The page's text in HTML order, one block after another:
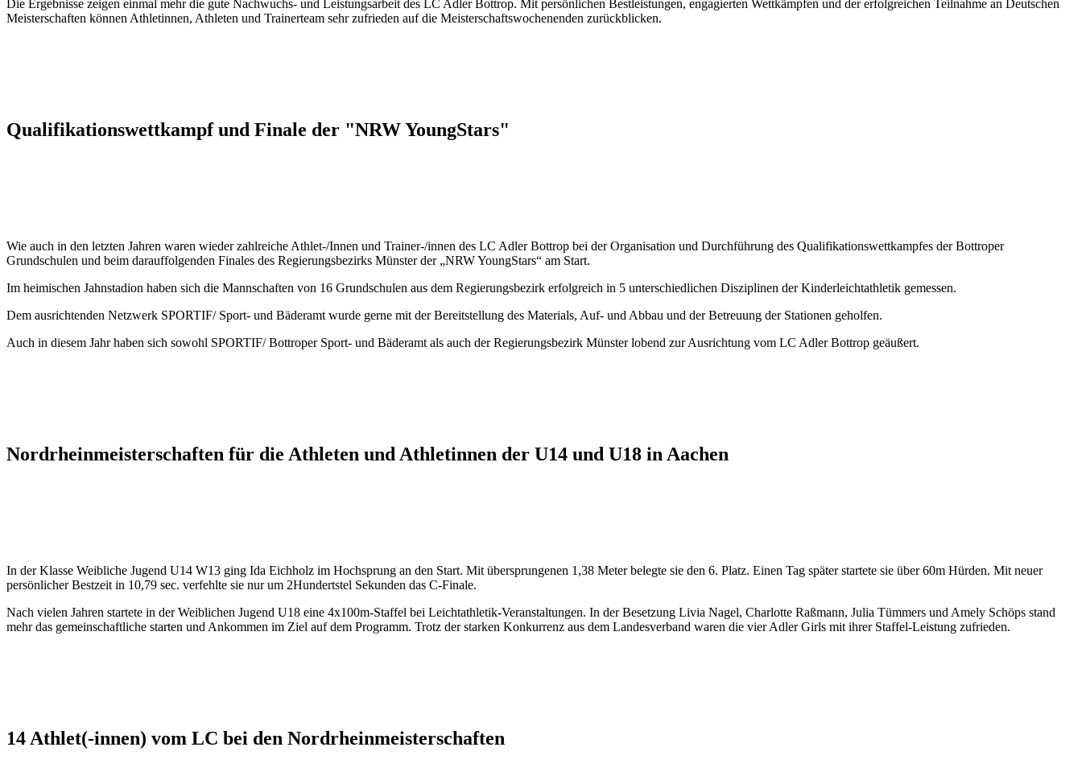
Die Ergebnisse zeigen einmal mehr die gute Nachwuchs- und Leistungsarbeit des LC Adler Bottrop. Mit persönlichen Bestleistungen, engagierten Wettkämpfen und der erfolgreichen Teilnahme an Deutschen
Meisterschaften können Athletinnen, Athleten und Trainerteam sehr zufrieden auf die Meisterschaftswochenenden zurückblicken.
Qualifikationswettkampf und Finale der "NRW YoungStars"
Wie auch in den letzten Jahren waren wieder zahlreiche Athlet-/Innen und Trainer-/innen des LC Adler Bottrop bei der Organisation und Durchführung des Qualifikationswettkampfes der Bottroper
Grundschulen und beim darauffolgenden Finales des Regierungsbezirks Münster der „NRW YoungStars“ am Start.
Im heimischen Jahnstadion haben sich die Mannschaften von 16 Grundschulen aus dem Regierungsbezirk erfolgreich in 5 unterschiedlichen Disziplinen der Kinderleichtathletik gemessen.
Dem ausrichtenden Netzwerk SPORTIF/ Sport- und Bäderamt wurde gerne mit der Bereitstellung des Materials, Auf- und Abbau und der Betreuung der Stationen geholfen.
Auch in diesem Jahr haben sich sowohl SPORTIF/ Bottroper Sport- und Bäderamt als auch der Regierungsbezirk Münster lobend zur Ausrichtung vom LC Adler Bottrop geäußert.
Nordrheinmeisterschaften für die Athleten und Athletinnen der U14 und U18 in Aachen
In der Klasse Weibliche Jugend U14 W13 ging Ida Eichholz im Hochsprung an den Start. Mit übersprungenen 1,38 Meter belegte sie den 6. Platz. Einen Tag später startete sie über 60m Hürden. Mit neuer
persönlicher Bestzeit in 10,79 sec. verfehlte sie nur um 2Hundertstel Sekunden das C-Finale.
Nach vielen Jahren startete in der Weiblichen Jugend U18 eine 4x100m-Staffel bei Leichtathletik-Veranstaltungen. In der Besetzung Livia Nagel, Charlotte Raßmann, Julia Tümmers und Amely Schöps stand
mehr das gemeinschaftliche starten und Ankommen im Ziel auf dem Programm. Trotz der starken Konkurrenz aus dem Landesverband waren die vier Adler Girls mit ihrer Staffel-Leistung zufrieden.
14 Athlet(-innen) vom LC bei den Nordrheinmeisterschaften